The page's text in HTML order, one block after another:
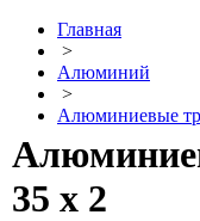
Главная
>
Алюминий
>
Алюминиевые
35 х 2